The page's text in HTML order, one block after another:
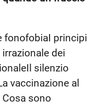
fonofobiaI principi
irrazionale dei
silenzio
vaccinazione al
sono